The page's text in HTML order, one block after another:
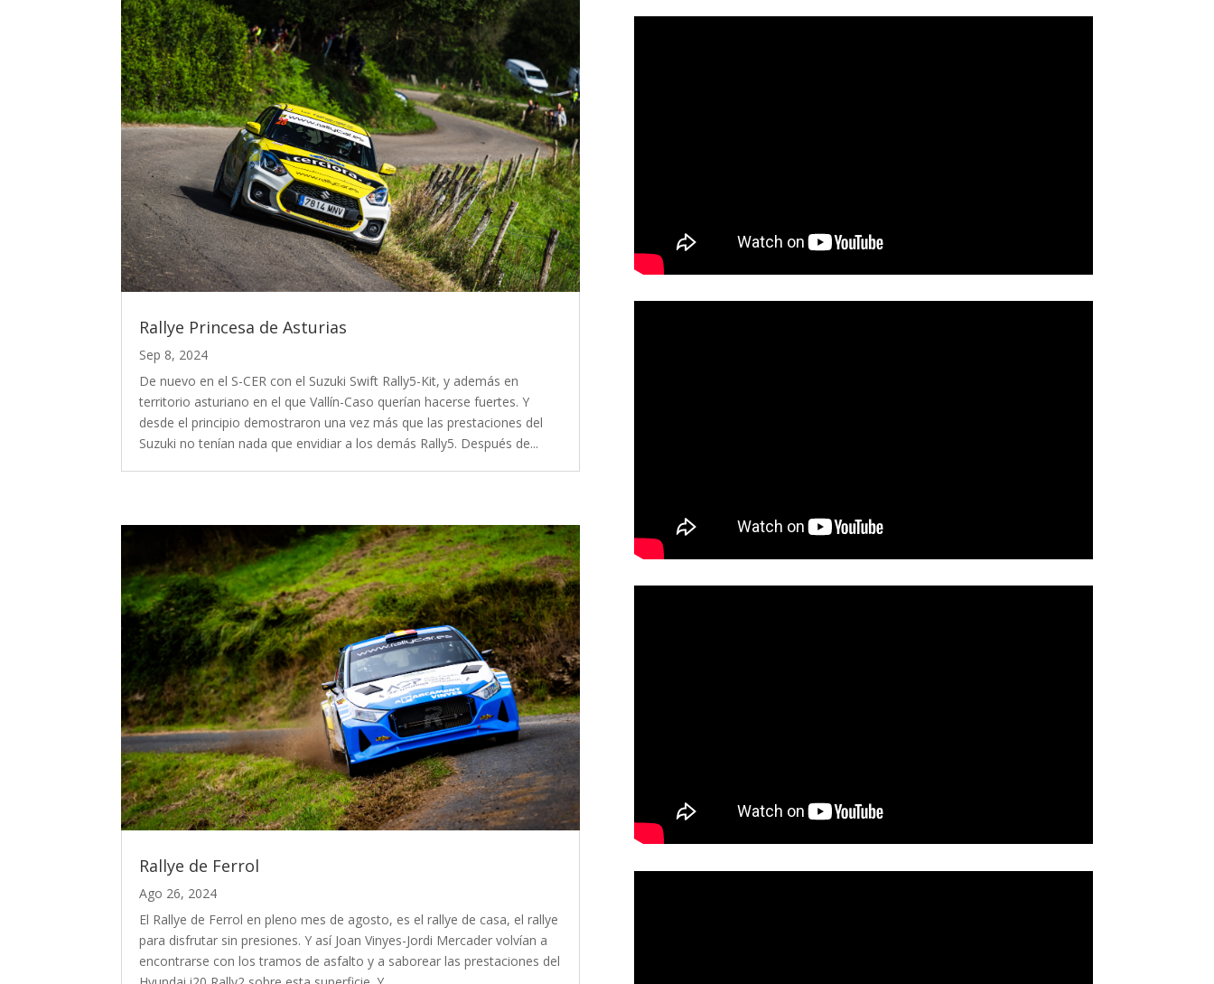
Rallye Princesa de Asturias
Sep 8, 2024
De nuevo en el S-CER con el Suzuki Swift Rally5-Kit, y además en
territorio asturiano en el que Vallín-Caso querían hacerse fuertes. Y
desde el principio demostraron una vez más que las prestaciones del
Suzuki no tenían nada que envidiar a los demás Rally5. Después de...
Rallye de Ferrol
Ago 26, 2024
El Rallye de Ferrol en pleno mes de agosto, es el rallye de casa, el rallye
para disfrutar sin presiones. Y así Joan Vinyes-Jordi Mercader volvían a
encontrarse con los tramos de asfalto y a saborear las prestaciones del